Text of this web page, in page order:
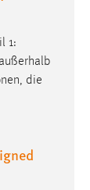
1:
die